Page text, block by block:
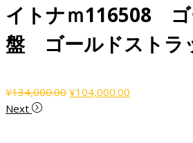
イトナｍ116508 ゴ
盤 ゴールドストラ
¥134,000.00 元
¥104,000.00
Next